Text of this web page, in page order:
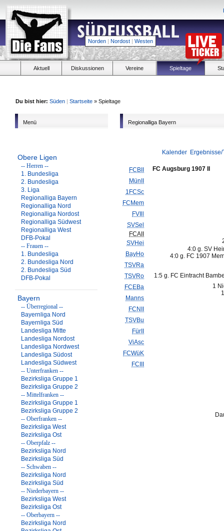
Norden | Nordost | Westen
Aktuell Diskussionen Vereine Spieltage
Du bist hier: Süden | Startseite » Spieltage
Menü
Obere Ligen
-- Herren --
1. Bundesliga
2. Bundesliga
3. Liga
Regionalliga Bayern
Regionalliga Nord
Regionalliga Nordost
Regionalliga Südwest
Regionalliga West
DFB-Pokal
-- Frauen --
1. Bundesliga
2. Bundesliga Nord
2. Bundesliga Süd
DFB-Pokal
Bayern
-- Überregional --
Bayernliga Nord
Bayernliga Süd
Landesliga Mitte
Landesliga Nordost
Landesliga Nordwest
Landesliga Südost
Landesliga Südwest
-- Unterfranken --
Bezirksliga Gruppe 1
Bezirksliga Gruppe 2
-- Mittelfranken --
Bezirksliga Gruppe 1
Bezirksliga Gruppe 2
-- Oberfranken --
Bezirksliga West
Bezirksliga Ost
-- Oberpfalz --
Bezirksliga Nord
Bezirksliga Süd
-- Schwaben --
Bezirksliga Nord
Bezirksliga Süd
-- Niederbayern --
Bezirksliga West
Bezirksliga Ost
-- Oberbayern --
Bezirksliga Nord
Regionalliga Bayern
Kalender
FCBII
MünII
1FCSc
FCMem
FVIll
SVSel
FCAII
SVHei
BayHo
TSVRa
TSVRo
FCEBa
Manns
FCNII
TSVBu
FürII
ViAsc
FCWüK
FCIII
FC Augsburg 1907 II
4:0 g. SV
4:0 g. FC 1907
1:5 g. FC Eintracht
1